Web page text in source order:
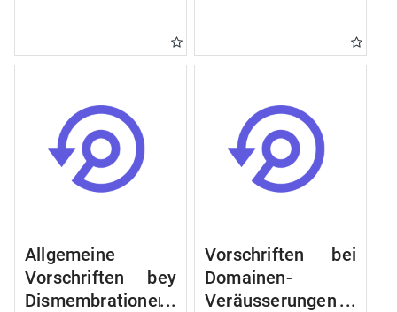
Allgemeine
Vorschriften bey
Dismembrationen
Vorschriften bei
Domainen-
Veräusserungen